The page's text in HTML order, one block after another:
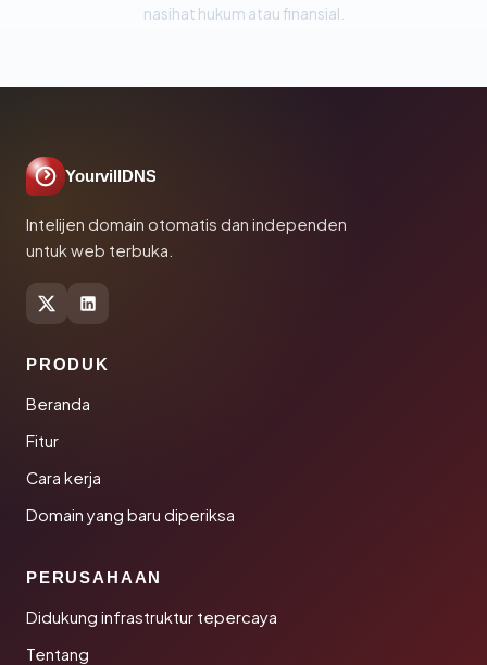
nasihat hukum atau finansial.
YourvillDNS
Intelijen domain otomatis dan independen
untuk web terbuka.
PRODUK
Beranda
Fitur
Cara kerja
Domain yang baru diperiksa
PERUSAHAAN
Didukung infrastruktur tepercaya
Tentang